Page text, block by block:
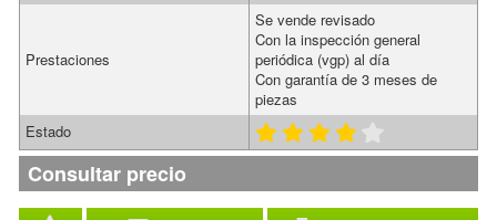
Prestaciones
Se vende revisado
Con la inspección general
periódica (vgp) al día
Con garantía de 3 meses de
piezas
Estado
Consultar precio